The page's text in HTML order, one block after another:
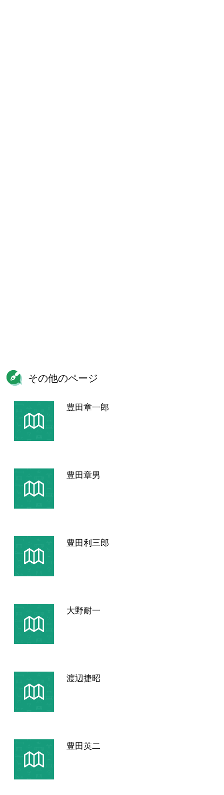
その他のページ
豊田章一郎
豊田章男
豊田利三郎
大野耐一
渡辺捷昭
豊田英二